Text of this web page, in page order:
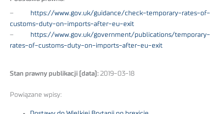
– https://www.gov.uk/guidance/check-temporary-rates-of-
customs-duty-on-imports-after-eu-exit
– https://www.gov.uk/government/publications/temporary-
rates-of-customs-duty-on-imports-after-eu-exit
Stan prawny publikacji (data): 2019-03-18
Powiązane wpisy: